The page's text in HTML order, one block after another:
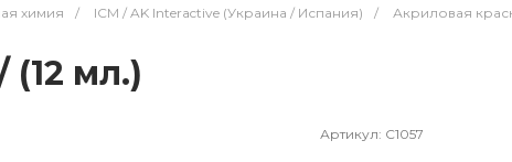
химия / ICM / AK Interactive (Украина / Испания) / Акриловая
(12 мл.)
Артикул: C1057